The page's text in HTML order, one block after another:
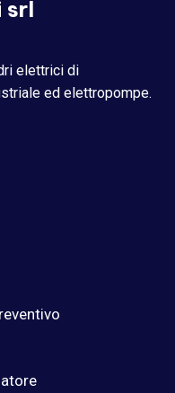
srl
elettrici di
ed elettropompe.